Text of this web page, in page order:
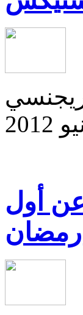
أول